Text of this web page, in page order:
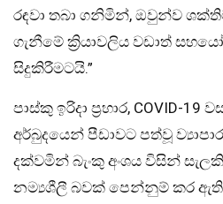
රඳවා තබා ගනිමින්, ඔවුන්ව
ගැනීමේ ක්‍රියාවලිය වඩාත්
සිදුකිරීමටයි.”
පාස්කු ඉරිදා ප්‍රහාර, COVID-
අර්බුදයෙන් පීඩාවට පත්වූ
දක්වමින් බැංකු අංශය විසින්
නම්‍යශීලී බවක් පෙන්නුම් කර ඇති